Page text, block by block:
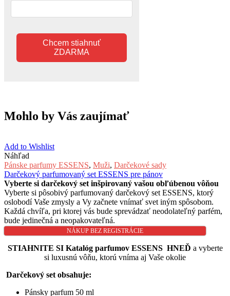
Chcem stiahnuť
ZDARMA
Mohlo by Vás zaujímať
Add to Wishlist
Náhľad
Pánske parfumy ESSENS, Muži, Darčekové sady
Darčekový parfumovaný set ESSENS pre pánov
Vyberte si darčekový set inšpirovaný vašou obľúbenou vôňou
Vyberte si pôsobivý parfumovaný darčekový set ESSENS, ktorý
oslobodí Vaše zmysly a Vy začnete vnímať svet iným spôsobom.
Každá chvíľa, pri ktorej vás bude sprevádzať neodolateľný parfém,
bude jedinečná a neopakovateľná.
NÁKUP BEZ REGISTRÁCIE
STIAHNITE SI Katalóg parfumov ESSENS HNEĎ a vyberte
si luxusnú vôňu, ktorú vníma aj Vaše okolie
Darčekový set obsahuje:
Pánsky parfum 50 ml